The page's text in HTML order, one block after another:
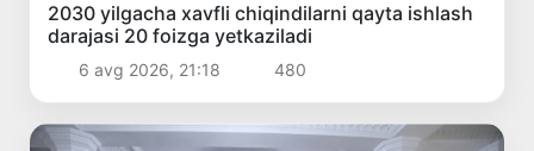
2030 yilgacha xavfli chiqindilarni qayta ishlash
darajasi 20 foizga yetkaziladi
6 avg 2026, 21:18 480